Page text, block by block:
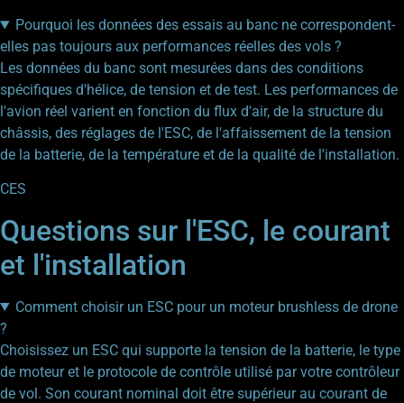
Pourquoi les données des essais au banc ne correspondent-
elles pas toujours aux performances réelles des vols ?
Les données du banc sont mesurées dans des conditions
spécifiques d'hélice, de tension et de test. Les performances de
l'avion réel varient en fonction du flux d'air, de la structure du
châssis, des réglages de l'ESC, de l'affaissement de la tension
de la batterie, de la température et de la qualité de l'installation.
CES
Questions sur l'ESC, le courant
et l'installation
Comment choisir un ESC pour un moteur brushless de drone
?
Choisissez un ESC qui supporte la tension de la batterie, le type
de moteur et le protocole de contrôle utilisé par votre contrôleur
de vol. Son courant nominal doit être supérieur au courant de